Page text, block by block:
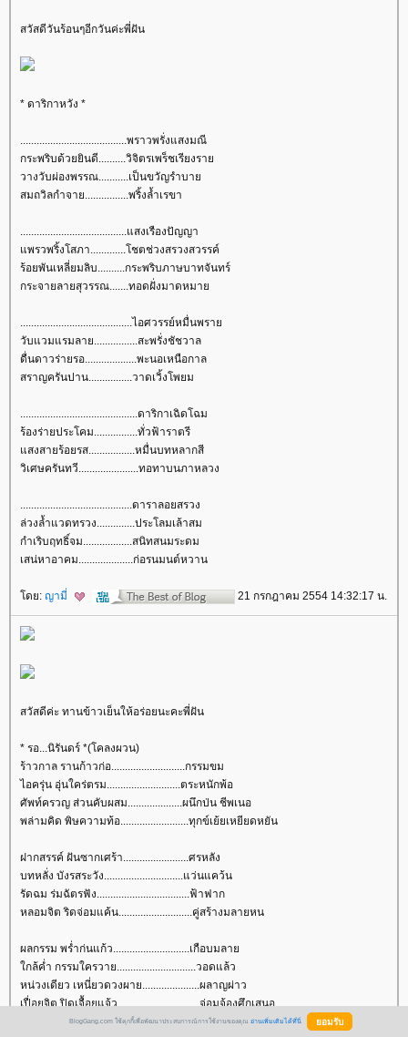
สวัสดีวันร้อนๆอีกวันค่ะพี่ฝัน
* ดาริกาหวัง *
.......................................พราวพรั่งแสงมณี
กระพริบด้วยยินดี..........วิจิตรเพร็ชเรียงรา
วางวับผ่องพรรณ...........เป็นขวัญรำบา
สมถวิลกำจาย................พริ้งล้ำเรขา
.......................................แสงเรืองปัญญา
พรวพริ้งโสภา.............โชตช่วงสรวงสวรรค์
ร้อยพันเหลี่ยมลิบ..........กระพริบภาษบาทจันทร์
กระจายลายสุวรรณ.......ทอดฝั่งมาดหมา
.........................................ไอศวรรย์หมื่นพรา
วับแวมแรมลาย................สะพรั่งชัชวาล
ดื่นดาวร่ายรอ...................พะนอเหนือกาล
สราญครันปาน................วาดเวิ้งโพยม
...........................................ดาริกาเฉิดโฉม
ร้องร่ายประโคม................ทั่วฟ้าราตรี
สงสายร้อยรส.................หมื่นบทหลากสี
วิเศษครันทวี......................ทอทาบนภาหลวง
.........................................ดาราลอยสรวง
ล่วงล้ำแวดทรวง..............ประโลมเล้าสม
กำเริบฤทธิ์จม..................สนิทสนมระดม
เสน่หาอาคม....................ก่อรนมนต์หวาน
ดย: ญามี่ 21 กรกฎาคม 2554 14:32:17 น.
สวัสดีค่ะ ทานข้าวเย็นให้อร่อยนะคะพี่ฝัน
* รอ...นิรันดร์ *(โคลงผวน)
ร้าวกาล รานก้าวก่อ...........................กรรมขม
ไอครุ่น อุ่นใคร่ตรม...........................ตระหนักพ้อ
ศัพท์ครวญ ส่วนคับผสม....................ผนึกป่น ชีพเนอ
พล่ามคิด พิษความท้อ.........................ทุกข์เย้ยเหยียดหยัน
ฝากสรรค์ ฝันซากเศร้า........................ศรหลัง
บทหลั่ง บังรสระวัง.............................แว่นแคว้น
รัดฉม ร่มฉัตรฟัง..................................ฟ้าฟาก
หลอมจิต ริดจ่อมแค้น...........................คู่สร้างมลายหน
ผลกรรม พร่ำก่นแก้ว............................เกือบมลา
กล้ค่ำ กรรมใครวาย.............................วอดแล้ว
หน่วงเดียว เหนี่ยวดวงผาย.....................ผลาญผ่าว
เปื่อยจิต ปิดเจื้อยแจ้ว..............................จ่อมจ้องศึกเสนอ
BlogGang.com ใช้คุกกี้เพื่อพัฒนาประสบการณ์การใช้งานของคุณ อ่านเพิ่มเติมได้ที่นี่